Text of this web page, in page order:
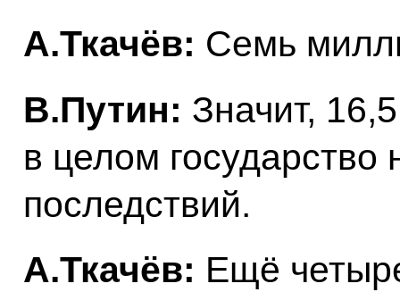
А.Ткачёв: Семь
В.Путин: Значит,
в целом
последствий.
А.Ткачёв: Ещё